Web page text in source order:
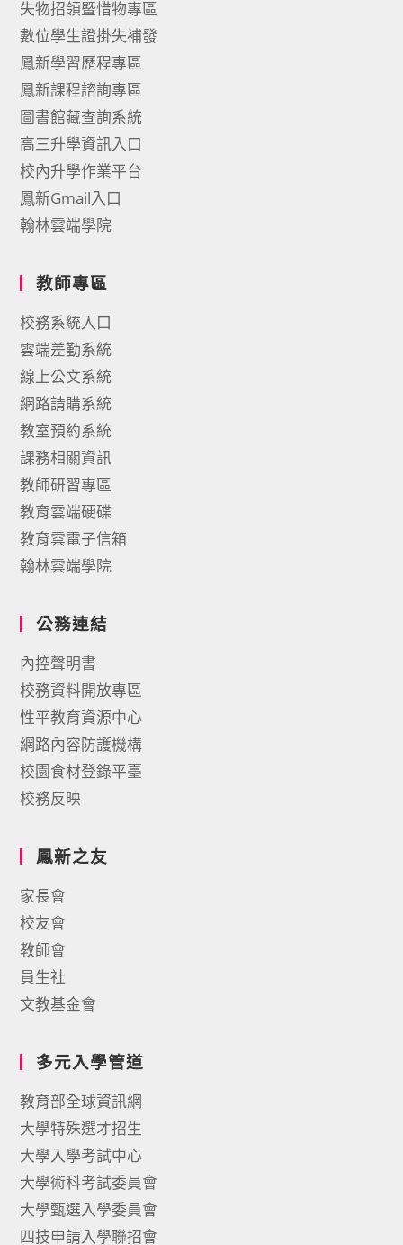
失物招領暨惜物專區
數位學生證掛失補發
鳳新學習歷程專區
鳳新課程諮詢專區
圖書館藏查詢系統
高三升學資訊入口
校內升學作業平台
鳳新Gmail入口
翰林雲端學院
教師專區
校務系統入口
雲端差勤系統
線上公文系統
網路請購系統
教室預約系統
課務相關資訊
教師研習專區
教育雲端硬碟
教育雲電子信箱
翰林雲端學院
公務連結
內控聲明書
校務資料開放專區
性平教育資源中心
網路內容防護機構
校園食材登錄平臺
校務反映
鳳新之友
家長會
校友會
教師會
員生社
文教基金會
多元入學管道
教育部全球資訊網
大學特殊選才招生
大學入學考試中心
大學術科考試委員會
大學甄選入學委員會
四技申請入學聯招會